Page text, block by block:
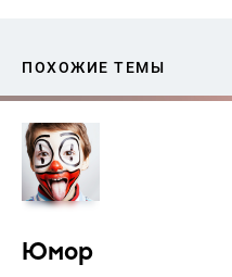
ПОХОЖИЕ ТЕМЫ
Юмор